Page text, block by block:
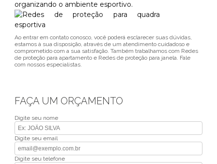
organizando o ambiente esportivo.
Ao entrar em contato conosco, você poderá esclarecer suas dúvidas,
estamos à sua disposição, através de um atendimento cuidadoso e
comprometido com a sua satisfação. Também trabalhamos com Redes
de proteção para apartamento e Redes de proteção para janela. Fale
com nossos especialistas.
FAÇA UM ORÇAMENTO
Digite seu nome
Digite seu email
Digite seu telefone